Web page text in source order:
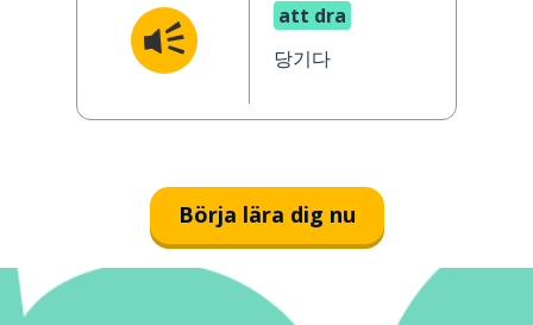
att dra
당기다
Börja lära dig nu